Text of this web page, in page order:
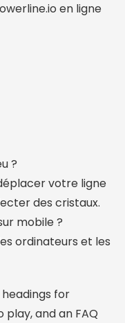
en ligne
?
votre ligne
des cristaux.
mobile ?
ordinateurs et les
headings for
and an FAQ